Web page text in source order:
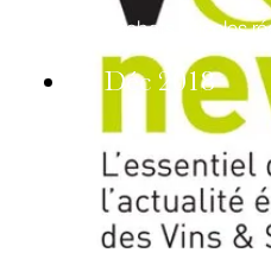
Derniers rachats viticoles
26 Déc 2018